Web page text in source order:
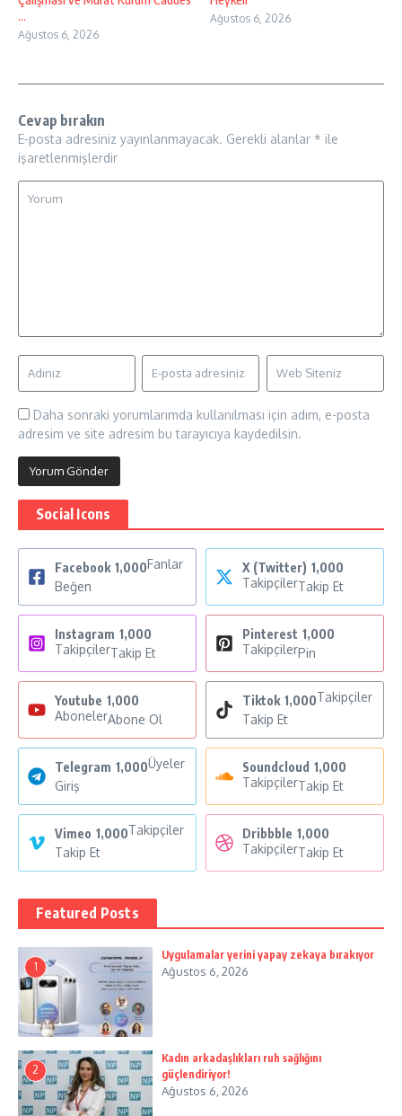
...
Ağustos 6, 2026
Ağustos 6, 2026
Cevap bırakın
E-posta adresiniz yayınlanmayacak. Gerekli alanlar * ile
işaretlenmişlerdir
Daha sonraki yorumlarımda kullanılması için adım, e-posta
adresim ve site adresim bu tarayıcıya kaydedilsin.
Social Icons
Facebook 1,000Fanlar
Beğen
X (Twitter) 1,000
TakipçilerTakip Et
Instagram 1,000
TakipçilerTakip Et
Pinterest 1,000
TakipçilerPin
Youtube 1,000
AbonelerAbone Ol
Tiktok 1,000Takipçiler
Takip Et
Telegram 1,000Üyeler
Giriş
Soundcloud 1,000
TakipçilerTakip Et
Vimeo 1,000Takipçiler
Takip Et
Dribbble 1,000
TakipçilerTakip Et
Featured Posts
1
Uygulamalar yerini yapay zekaya bırakıyor
Ağustos 6, 2026
2
Kadın arkadaşlıkları ruh sağlığını
güçlendiriyor!
Ağustos 6, 2026